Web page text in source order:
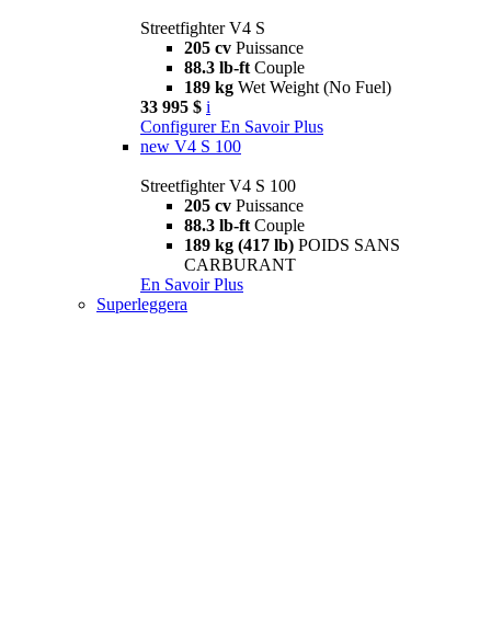
Streetfighter V4 S
205 cv Puissance
88.3 lb-ft Couple
189 kg Wet Weight (No Fuel)
33 995 $ i
Configurer En Savoir Plus
new V4 S 100
Streetfighter V4 S 100
205 cv Puissance
88.3 lb-ft Couple
189 kg (417 lb) POIDS SANS
CARBURANT
En Savoir Plus
Superleggera